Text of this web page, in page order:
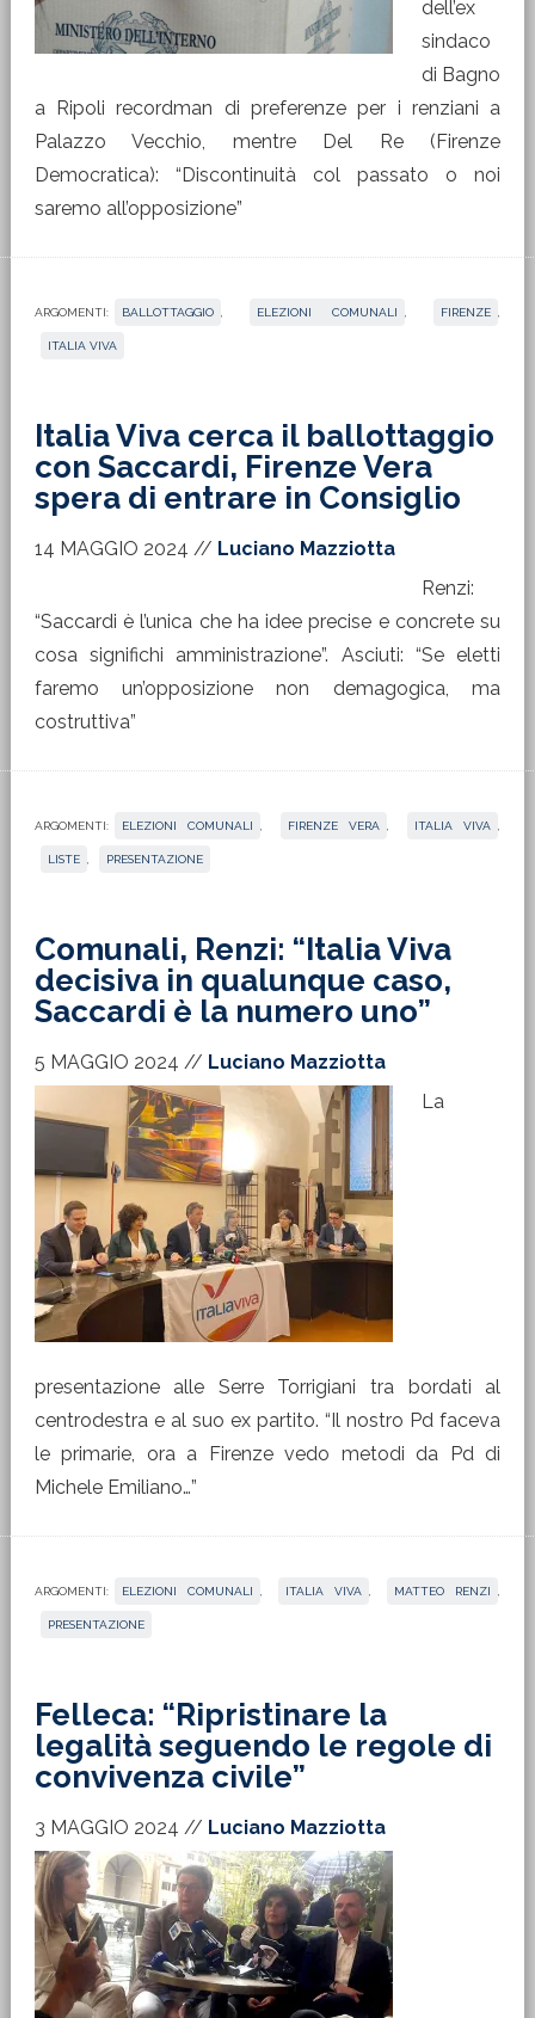
dell’ex
sindaco
di Bagno
a Ripoli recordman di preferenze per i renziani a
Palazzo Vecchio, mentre Del Re (Firenze
Democratica): “Discontinuità col passato o noi
saremo all’opposizione”
ARGOMENTI: BALLOTTAGGIO ELEZIONI COMUNALI FIRENZE
ITALIA VIVA
Italia Viva cerca il ballottaggio
con Saccardi, Firenze Vera
spera di entrare in Consiglio
14 MAGGIO 2024 // Luciano Mazziotta
Renzi:
“Saccardi è l’unica che ha idee precise e concrete su
cosa significhi amministrazione”. Asciuti: “Se eletti
faremo un’opposizione non demagogica, ma
costruttiva”
ARGOMENTI: ELEZIONI COMUNALI FIRENZE VERA ITALIA VIVA
LISTE PRESENTAZIONE
Comunali, Renzi: “Italia Viva
decisiva in qualunque caso,
Saccardi è la numero uno”
5 MAGGIO 2024 // Luciano Mazziotta
La
presentazione alle Serre Torrigiani tra bordati al
centrodestra e al suo ex partito. “Il nostro Pd faceva
le primarie, ora a Firenze vedo metodi da Pd di
Michele Emiliano…”
ARGOMENTI: ELEZIONI COMUNALI ITALIA VIVA MATTEO RENZI
PRESENTAZIONE
Felleca: “Ripristinare la
legalità seguendo le regole di
convivenza civile”
3 MAGGIO 2024 // Luciano Mazziotta